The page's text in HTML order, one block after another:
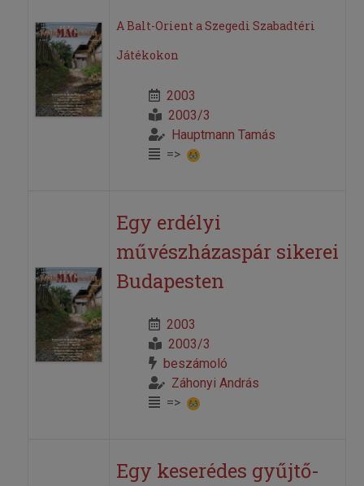
A Balt-Orient a Szegedi Szabadtéri
Játékokon
2003
2003/3
Hauptmann Tamás
=>
Egy erdélyi
művészházaspár sikerei
Budapesten
2003
2003/3
beszámoló
Záhonyi András
=>
Egy keserédes gyűjtő-